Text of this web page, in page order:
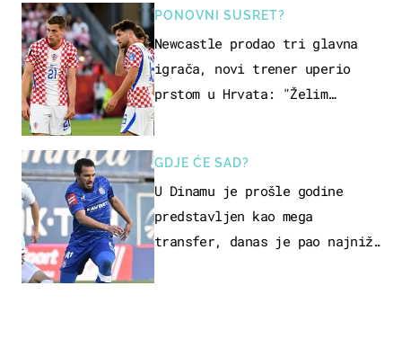
PONOVNI SUSRET?
Newcastle prodao tri glavna
igrača, novi trener uperio
prstom u Hrvata: "Želim
GDJE ĆE SAD?
U Dinamu je prošle godine
predstavljen kao mega
transfer, danas je pao najniže